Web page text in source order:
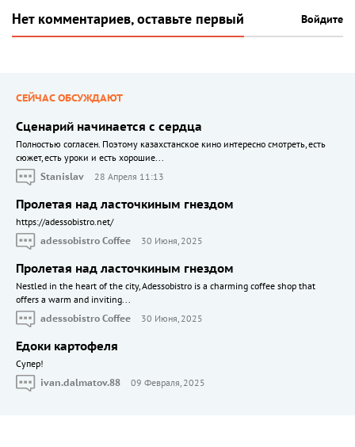
Нет комментариев, оставьте первый Войдите
СЕЙЧАС ОБСУЖДАЮТ
Сценарий начинается с сердца
Полностью согласен. Поэтому казахстанское кино интересно смотреть, есть
сюжет, есть уроки и есть хорошие...
Stanislav
28 Апреля 11:13
Пролетая над ласточкиным гнездом
https://adessobistro.net/
adessobistro Coffee
30 Июня, 2025
Пролетая над ласточкиным гнездом
Nestled in the heart of the city, Adessobistro is a charming coffee shop that
offers a warm and inviting...
adessobistro Coffee
30 Июня, 2025
Едоки картофеля
Cупер!
ivan.dalmatov.88
09 Февраля, 2025